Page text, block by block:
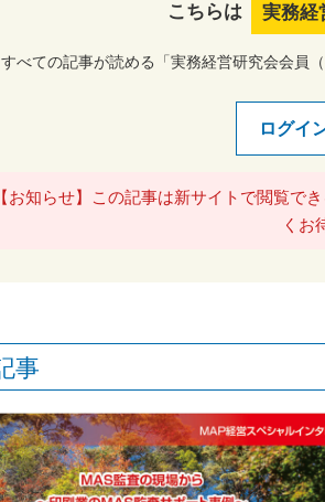
こちらは 実務経
すべての記事が読める「実務経営研究会会員
ログイ
【お知らせ】この記事は新サイトで閲覧で
くお
事